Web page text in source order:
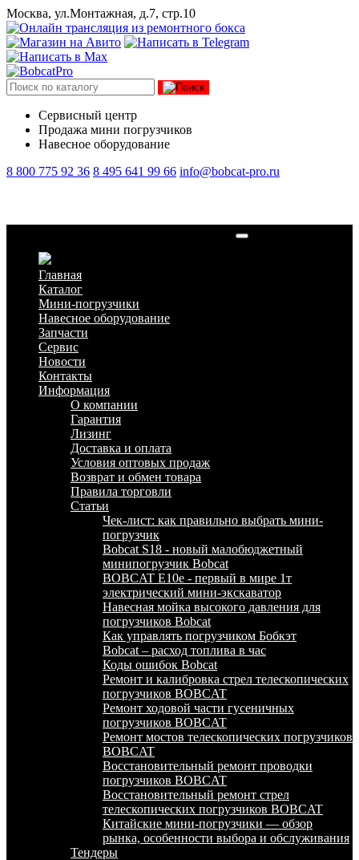
Москва, ул.Монтажная, д.7, стр.10
Сервисный центр
Продажа мини погрузчиков
Навесное оборудование
8 800 775 92 36 8 495 641 99 66 info@bobcat-pro.ru
Главная
Каталог
Мини-погрузчики
Навесное оборудование
Запчасти
Сервис
Новости
Контакты
Информация
О компании
Гарантия
Лизинг
Доставка и оплата
Условия оптовых продаж
Возврат и обмен товара
Правила торговли
Статьи
Чек-лист: как правильно выбрать мини-
погрузчик
Bobcat S18 - новый малобюджетный
минипогрузчик Bobcat
BOBCAT E10e - первый в мире 1т
электрический мини-экскаватор
Навесная мойка высокого давления для
погрузчиков Bobcat
Как управлять погрузчиком Бобкэт
Bobcat – расход топлива в час
Коды ошибок Bobcat
Ремонт и калибровка стрел телескопических
погрузчиков BOBCAT
Ремонт ходовой части гусеничных
погрузчиков BOBCAT
Ремонт мостов телескопических погрузчиков
BOBCAT
Восстановительный ремонт проводки
погрузчиков BOBCAT
Восстановительный ремонт стрел
телескопических погрузчиков BOBCAT
Китайские мини-погрузчики — обзор
рынка, особенности выбора и обслуживания
Тендеры